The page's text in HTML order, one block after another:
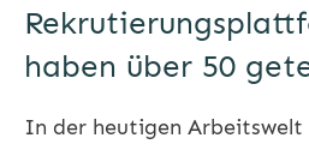
haben über 50
In der heutigen Arbeitswelt